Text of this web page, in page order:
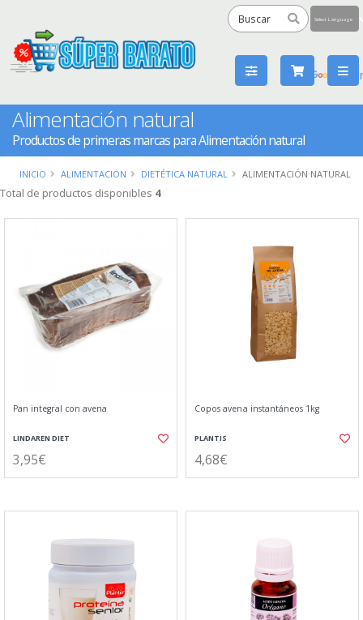
by
Alimentación natural
Productos de primeras marcas para Alimentación natural
INICIO ALIMENTACIÓN DIETÉTICA NATURAL ALIMENTACIÓN NATURAL
Total de productos disponibles 4
Pan integral con avena
LINDAREN DIET
3,95€
Copos avena instantáneos 1kg
PLANTIS
4,68€